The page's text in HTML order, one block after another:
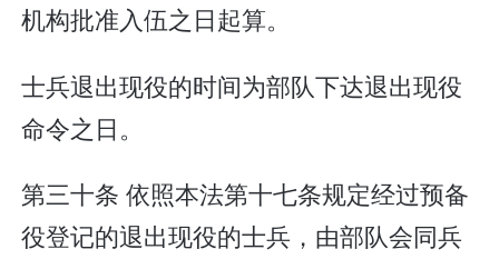
机构批准入伍之日起算。
士兵退出现役的时间为部队下达退出现役
命令之日。
第三十条 依照本法第十七条规定经过预备
役登记的退出现役的士兵，由部队会同兵